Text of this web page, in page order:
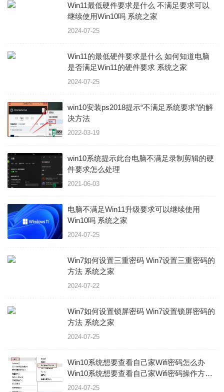
Win11最低硬件要求是什么 不满足要求可以
继续使用Win10吗 系统之家
2024-07-25
Win11的最低硬件要求是什么 如何知道电脑
是否满足Win11的硬件要求 系统之家
2024-07-25
win10安装ps2018提示“不满足系统要求”的解
决方法
2022-03-19
win10系统提示此台电脑不满足录制剪辑的硬
件要求怎么处理
2021-06-03
电脑不满足Win11升级要求可以继续使用
Win10吗 系统之家
2024-07-25
Win7如何设置三重密码 Win7设置三重密码的
方法 系统之家
2024-07-22
Win7如何设置锁屏密码 Win7设置锁屏密码的
方法 系统之家
2024-07-25
Win10系统想要查看自己家Wifi密码怎么办
Win10系统想要查看自己家Wifi密码操作方法
系统之家
2024-07-25